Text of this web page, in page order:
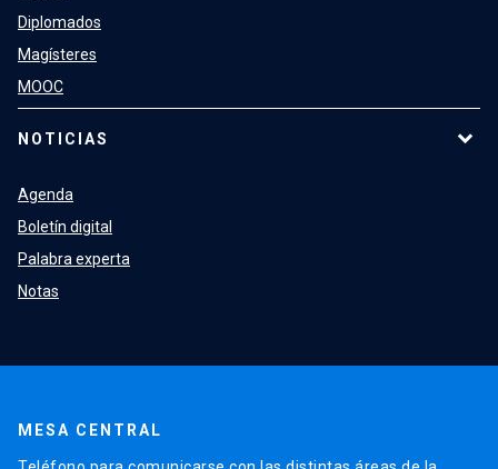
Diplomados
Magísteres
MOOC
NOTICIAS
Agenda
Boletín digital
Palabra experta
Notas
MESA CENTRAL